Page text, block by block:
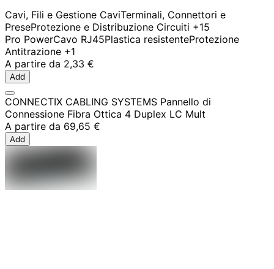
Cavi, Fili e Gestione CaviTerminali, Connettori e
PreseProtezione e Distribuzione Circuiti +15
Pro PowerCavo RJ45Plastica resistenteProtezione
Antitrazione +1
A partire da 2,33 €
Add
CONNECTIX CABLING SYSTEMS Pannello di
Connessione Fibra Ottica 4 Duplex LC Mult
A partire da 69,65 €
Add